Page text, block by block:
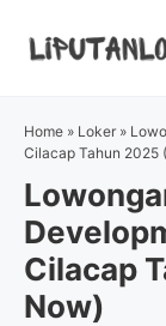
Home » Loker »
Cilacap Tahun 2025
Cilacap
Now)